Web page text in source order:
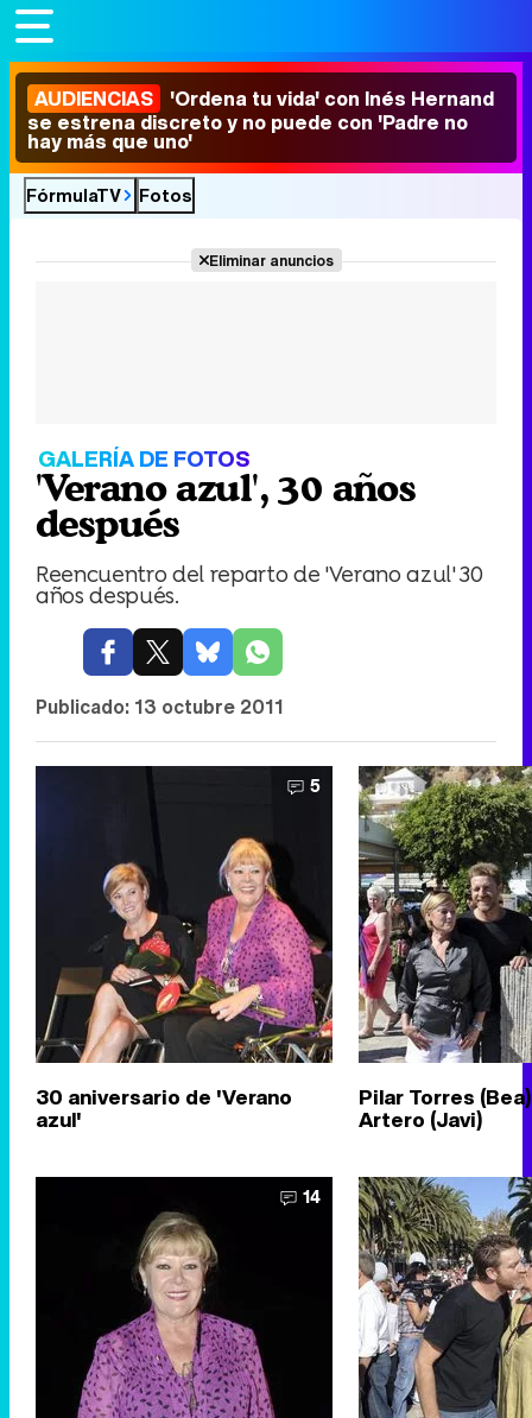
AUDIENCIAS 'Ordena tu vida' con Inés Hernand
se estrena discreto y no puede con 'Padre no
hay más que uno'
FórmulaTV Fotos
Eliminar anuncios
GALERÍA DE FOTOS
'Verano azul', 30 años
después
Reencuentro del reparto de 'Verano azul' 30
años después.
Publicado: 13 octubre 2011
5
30 aniversario de 'Verano
azul'
Pilar Torres
Artero (Javi)
14